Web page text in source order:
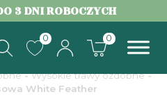
3 DNI ROBOCZYCH
0 0
-Wysokie trawy ozdobne-
White Feather